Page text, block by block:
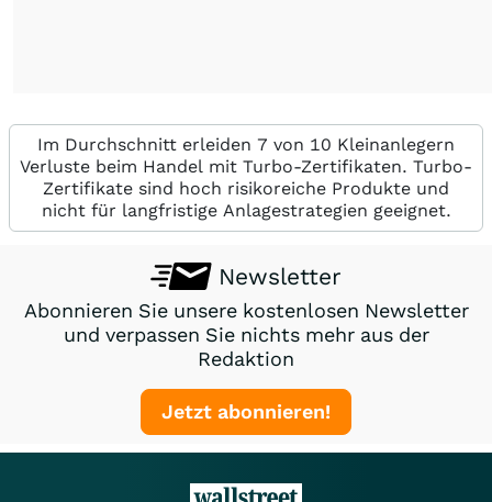
Im Durchschnitt erleiden 7 von 10 Kleinanlegern
Verluste beim Handel mit Turbo-Zertifikaten. Turbo-
Zertifikate sind hoch risikoreiche Produkte und
nicht für langfristige Anlagestrategien geeignet.
Newsletter
Abonnieren Sie unsere kostenlosen Newsletter
und verpassen Sie nichts mehr aus der
Redaktion
Jetzt abonnieren!